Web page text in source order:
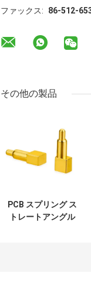
ファックス:
86-512-
その他の製品
PCB スプリング ス
トレートアングル